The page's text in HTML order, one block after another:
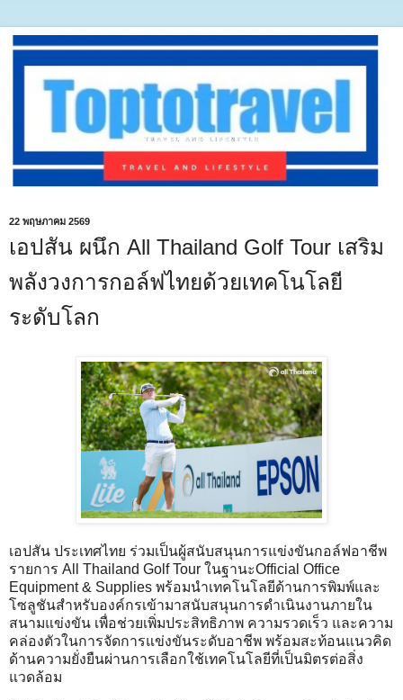
22 พฤษภาคม 2569
เอปสัน ผนึก All Thailand Golf Tour เสริม
พลังวงการกอล์ฟไทยด้วยเทคโนโลยี
ระดับโลก
เอปสัน ประเทศไทย ร่วมเป็นผู้สนับสนุนการแข่งขันกอล์ฟอาชีพ
รายการ All Thailand Golf Tour ในฐานะOfficial Office
Equipment & Supplies พร้อมนำเทคโนโลยีด้านการพิมพ์และ
โซลูชันสำหรับองค์กรเข้ามาสนับสนุนการดำเนินงานภายใน
สนามแข่งขัน เพื่อช่วยเพิ่มประสิทธิภาพ ความรวดเร็ว และความ
คล่องตัวในการจัดการแข่งขันระดับอาชีพ พร้อมสะท้อนแนวคิด
ด้านความยั่งยืนผ่านการเลือกใช้เทคโนโลยีที่เป็นมิตรต่อสิ่ง
แวดล้อม